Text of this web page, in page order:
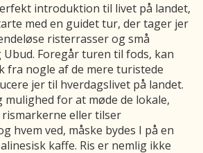
introduktion til livet på landet,
med en guidet tur, der tager jer
risterrasser og små
Foregår turen til fods, kan
fra nogle af de mere turistede
jer til hverdagslivet på landet.
for at møde de lokale,
rismarkerne eller tilser
hvem ved, måske bydes I på en
kaffe. Ris er nemlig ikke